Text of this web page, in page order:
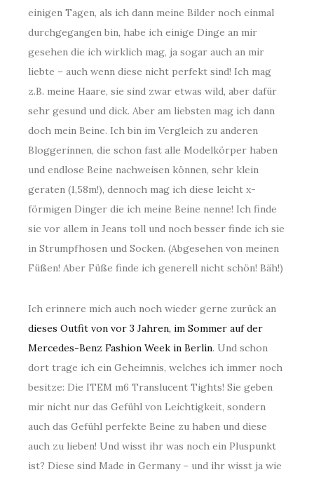
einigen Tagen, als ich dann meine Bilder noch einmal
durchgegangen bin, habe ich einige Dinge an mir
gesehen die ich wirklich mag, ja sogar auch an mir
liebte – auch wenn diese nicht perfekt sind! Ich mag
z.B. meine Haare, sie sind zwar etwas wild, aber dafür
sehr gesund und dick. Aber am liebsten mag ich dann
doch mein Beine. Ich bin im Vergleich zu anderen
Bloggerinnen, die schon fast alle Modelkörper haben
und endlose Beine nachweisen können, sehr klein
geraten (1,58m!), dennoch mag ich diese leicht x-
förmigen Dinger die ich meine Beine nenne! Ich finde
sie vor allem in Jeans toll und noch besser finde ich sie
in Strumpfhosen und Socken. (Abgesehen von meinen
Füßen! Aber Füße finde ich generell nicht schön! Bäh!)
Ich erinnere mich auch noch wieder gerne zurück an
dieses Outfit von vor 3 Jahren, im Sommer auf der
Mercedes-Benz Fashion Week in Berlin. Und schon
dort trage ich ein Geheimnis, welches ich immer noch
besitze: Die ITEM m6 Translucent Tights! Sie geben
mir nicht nur das Gefühl von Leichtigkeit, sondern
auch das Gefühl perfekte Beine zu haben und diese
auch zu lieben! Und wisst ihr was noch ein Pluspunkt
ist? Diese sind Made in Germany – und ihr wisst ja wie